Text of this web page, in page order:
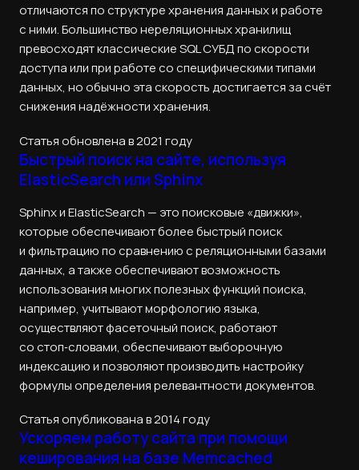
отличаются по структуре хранения данных и работе
с ними. Большинство нереляционных хранилищ
превосходят классические SQL СУБД по скорости
доступа или при работе со специфическими типами
данных, но обычно эта скорость достигается за счёт
снижения надёжности хранения.
Статья обновлена в 2021 году
Быстрый поиск на сайте, используя
ElasticSearch или Sphinx
Sphinx и ElasticSearch — это поисковые «движки»,
которые обеспечивают более быстрый поиск
и фильтрацию по сравнению с реляционными базами
данных, а также обеспечивают возможность
использования многих полезных функций поиска,
например, учитывают морфологию языка,
осуществляют фасеточный поиск, работают
со стоп‑словами, обеспечивают выборочную
индексацию и позволяют производить настройку
формулы определения релевантности документов.
Статья опубликована в 2014 году
Ускоряем работу сайта при помощи
кеширования на базе Memcached